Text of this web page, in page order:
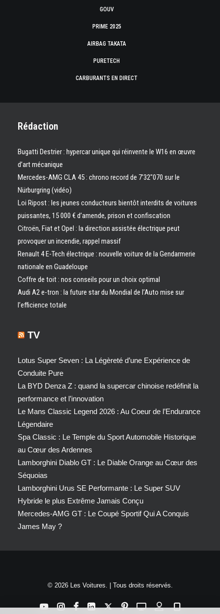
GOUV
PRIME 2025
AIRBAG TAKATA
PURETECH
CARBURANTS EN DIRECT
Rédaction
Bugatti Destrier : hypercar unique qui réinvente le W16 en œuvre
d’art mécanique
Mercedes-AMG CLA 45 : chrono record de 7’32″070 sur le
Nürburgring (vidéo)
Loi Ripost : les jeunes conducteurs bientôt interdits de voitures
puissantes, 15 000 € d’amende, prison et confiscation
Citroën, Fiat et Opel : la direction assistée électrique peut
provoquer un incendie, rappel massif
Renault 4 E-Tech électrique : nouvelle voiture de la Gendarmerie
nationale en Guadeloupe
Coffre de toit : nos conseils pour un choix optimal
Audi A2 e-tron : la future star du Mondial de l’Auto mise sur
l’efficience totale
TV
Lotus Super Seven : La Légèreté d’une Expérience de
Conduite Pure
La BYD Denza Z : quand la supercar chinoise redéfinit la
performance et l’innovation
Le Mans Classic Legend 2026 : Au Coeur de l’Endurance
Légendaire
Spa Classic : Le Temple du Sport Automobile Historique
au Cœur des Ardennes
Lamborghini Diablo GT : Le Diable Orange au Cœur des
Séquoias
Lamborghini Urus SE Performante : Le Super SUV
Hybride le plus Extrême Jamais Conçu
Mercedes-AMG GT : Le Coupé Sportif Qui A Conquis
James May ?
© 2026 Les Voitures. | Tous droits réservés.